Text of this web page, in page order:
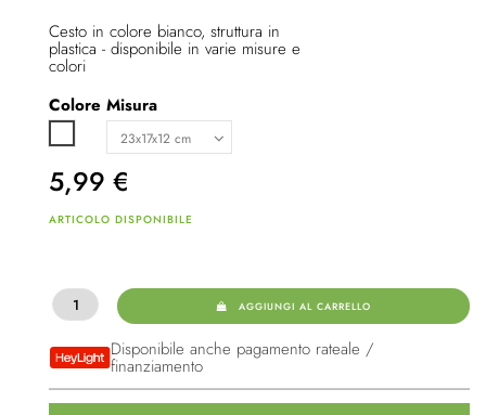
Cesto in colore bianco, struttura in
plastica - disponibile in varie misure e
colori
Colore Misura
5,99 €
ARTICOLO DISPONIBILE
AGGIUNGI AL CARRELLO
Disponibile anche pagamento rateale /
finanziamento